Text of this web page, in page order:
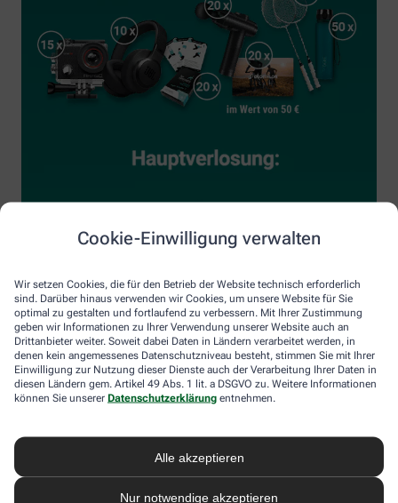
Cookie-Einwilligung verwalten
Wir setzen Cookies, die für den Betrieb der Website technisch erforderlich
sind. Darüber hinaus verwenden wir Cookies, um unsere Website für Sie
optimal zu gestalten und fortlaufend zu verbessern. Mit Ihrer Zustimmung
geben wir Informationen zu Ihrer Verwendung unserer Website auch an
Drittanbieter weiter. Soweit dabei Daten in Ländern verarbeitet werden, in
denen kein angemessenes Datenschutzniveau besteht, stimmen Sie mit Ihrer
Einwilligung zur Nutzung dieser Dienste auch der Verarbeitung Ihrer Daten in
diesen Ländern gem. Artikel 49 Abs. 1 lit. a DSGVO zu. Weitere Informationen
können Sie unserer Datenschutzerklärung entnehmen.
Alle akzeptieren
Nur notwendige akzeptieren